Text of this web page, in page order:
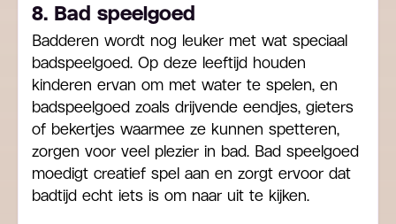
8. Bad speelgoed
Badderen wordt nog leuker met wat speciaal
badspeelgoed. Op deze leeftijd houden
kinderen ervan om met water te spelen, en
badspeelgoed zoals drijvende eendjes, gieters
of bekertjes waarmee ze kunnen spetteren,
zorgen voor veel plezier in bad. Bad speelgoed
moedigt creatief spel aan en zorgt ervoor dat
badtijd echt iets is om naar uit te kijken.